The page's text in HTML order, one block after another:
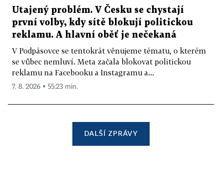
Utajený problém. V Česku se chystají
první volby, kdy sítě blokují politickou
reklamu. A hlavní oběť je nečekaná
V Podpásovce se tentokrát věnujeme tématu, o kterém
se vůbec nemluví. Meta začala blokovat politickou
reklamu na Facebooku a Instagramu a...
7. 8. 2026 ▪ 55:23 min.
DALŠÍ ZPRÁVY